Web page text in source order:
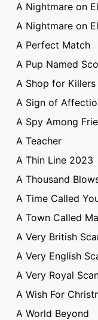
A Nightmare on
A Nightmare on
A Perfect Match
A Pup Named
A Shop for Killers
A Sign of
A Spy Among
A Teacher
A Thin Line 2023
A Thousand
A Time Called
A Town Called
A Very British
A Very English
A Very Royal
A Wish For
A World Beyond